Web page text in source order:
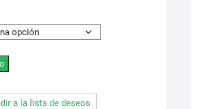
a la lista de deseos